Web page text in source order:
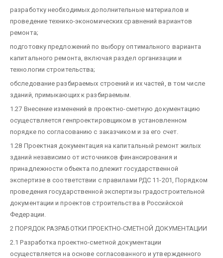
разработку необходимых дополнительные материалов и
проведение технико-экономических сравнений вариантов
ремонта;
подготовку предложений по выбору оптимального варианта
капитального ремонта, включая раздел организации и
технологии строительства;
обследование разбираемых строений и их частей, в том числе
зданий, примыкающих к разбираемым.
1.27 Внесение изменений в проектно-сметную документацию
осуществляется генпроектировщиком в установленном
порядке по согласованию с заказчиком и за его счет.
1.28 Проектная документация на капитальный ремонт жилых
зданий независимо от источников финансирования и
принадлежности объекта подлежит государственной
экспертизе в соответствии с правилами РДС 11-201, Порядком
проведения государственной экспертизы градостроительной
документации и проектов строительства в Российской
Федерации.
2 ПОРЯДОК РАЗРАБОТКИ ПРОЕКТНО-СМЕТНОЙ ДОКУМЕНТАЦИИ
2.1 Разработка проектно-сметной документации
осуществляется на основе согласованного и утвержденного